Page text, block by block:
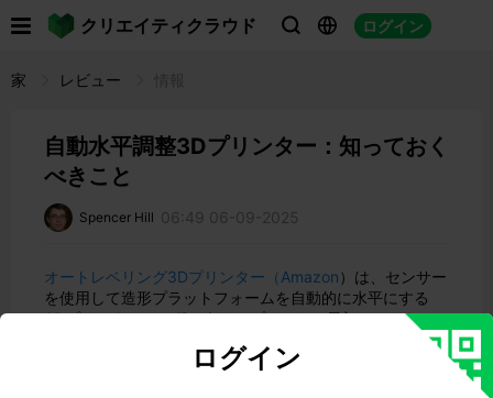
クリエイティクラウド   ログイン
家 レビュー
自動水平調整3Dプリンター：知っておく
べきこと
Spencer Hill 06:49 06-09-2025
オートレベリング3Dプリンター（Amazon）は、センサー
を使用して造形プラットフォームを自動的に水平にする
3Dプリンターの一種であり、プリントの最初のレイヤー
が一貫して平らで正確な位置にあることを保証します。
これは、高品質のプリントを保証し、ベッドの水平が不均
ログイン